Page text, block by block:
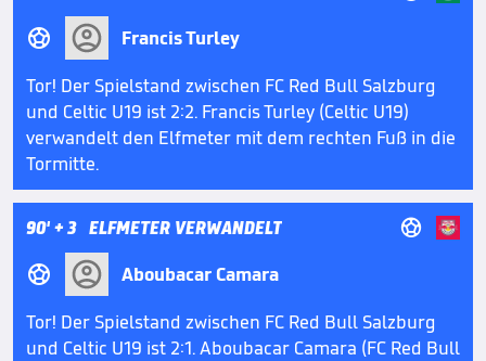

Francis Turley
Tor! Der Spielstand zwischen FC Red Bull Salzburg
und Celtic U19 ist 2:2. Francis Turley (Celtic U19)
verwandelt den Elfmeter mit dem rechten Fuß in die
Tormitte.
90'+ 3 ELFMETER VERWANDELT 

Aboubacar Camara
Tor! Der Spielstand zwischen FC Red Bull Salzburg
und Celtic U19 ist 2:1. Aboubacar Camara (FC Red Bull